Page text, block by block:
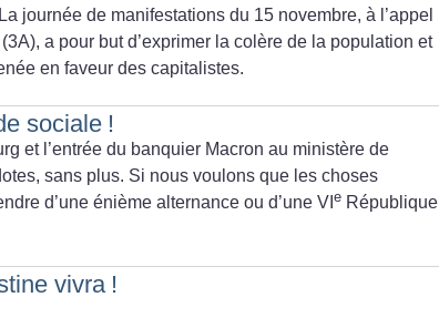
journée de manifestations du 15 novembre, à l’appel
a pour but d’exprimer la colère de la population et
en faveur des capitalistes.
sociale !
et l’entrée du banquier Macron au ministère de
sans plus. Si nous voulons que les choses
d’une énième alternance ou d’une VI e République
vivra !